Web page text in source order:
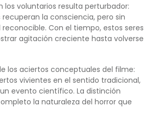
los voluntarios resulta perturbador:
la consciencia, pero sin
Con el tiempo, estos seres
agitación creciente hasta volverse
los aciertos conceptuales del filme:
vivientes en el sentido tradicional,
evento científico. La distinción
la naturaleza del horror que